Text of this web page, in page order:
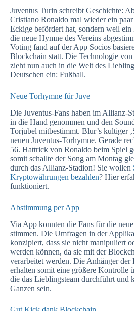
Juventus Turin schreibt Geschichte:
Cristiano Ronaldo mal wieder ein
Eckige befördert hat, sondern weil
die neue Hymne des Vereins
Voting fand auf der App Socios
Blockchain statt. Die Technologie von
zieht nun auch in die Welt des
Deutschen ein: Fußball.
Neue Torhymne für Juve
Die Juventus-Fans haben im Allianz-
in die Hand genommen und den
Torjubel mitbestimmt. Blur’s kultiger
neuen Juventus-Torhymne. Gerade
56. Hattrick von Ronaldo beim Spiel
somit schallte der Song am Montag
durch das Allianz-Stadion! Sie wollen
Kryptowährungen bezahlen? Hier
funktioniert.
Abstimmung per App
Via App konnten die Fans für die
stimmen. Die Umfragen in der
konzipiert, dass sie nicht manipuliert
werden können, da sie mit der
verarbeitet werden. Die Anhänger der
erhalten somit eine größere Kontrolle
die das Lieblingsteam durchführt und
Ganzen sein.